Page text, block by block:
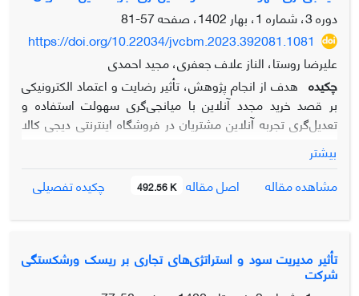
مورد تجزیه و تحلیل قرار گرفته و نتایج در قالب یک مدل نهایی
ارائه گردیده است. نتایج این پژوهش نشان می‌دهد که توسعه
اقتصاد دیجیتال مستلزم توجه همزمان به عوامل محیطی و عوامل
درون‌سازمانی است و دولت در مقام سیاستگذار نقشی کلیدی بر
توسعه کسب‌وکارهای دیجیتال دارد.
دوره 3، شماره 1، بهار 1402، صفحه
57-81
https://doi.org/10.22034/jvcbm.2023.392081.1081
علیرضا روستا، الناز علاف جعفری، مجید احمدی
چکیده هدف از انجام پژوهش، تأثیر رضایت و اعتماد الکترونیکی
بر قصد خرید مجدد آنلاین با میانجی‌گری سهولت استفاده و
تعدیل‌گری تجربه آنلاین مشتریان در فروشگاه اینترنتی دیجی­ کالا
می­ باشد. روش تحقیق از نظر هدف، کاربردی و براساس شیوه
گردآوری داده­ ها، توصیفی از نوع علّی است. جامعه آماری
پژوهش مشتریان فروشگاه­ دیجی­ کالا می­باشد، که با توجه به
فرمول کوکران برای حجم جامعه نامعلوم تعداد نمونه 384 نفر به
دست آمد. داده ­ها از طریق پرسشنامه استاندارد جمع ­آوری شد و
افزار smart pls 3 مورد تجزیه ­و­تحلیل قرار گرفتند. یافته­ ها نشان
می ­دهد که متغیرهای اعتماد و رضایت الکترونیکی بر سهولت
بیشتر
مشاهده مقاله
اصل مقاله 492.56 K چکیده تفصیلی
تأثیر مدیریت سود و استراتژی‌های تجاری بر ریسک ورشکستگی
شرکت